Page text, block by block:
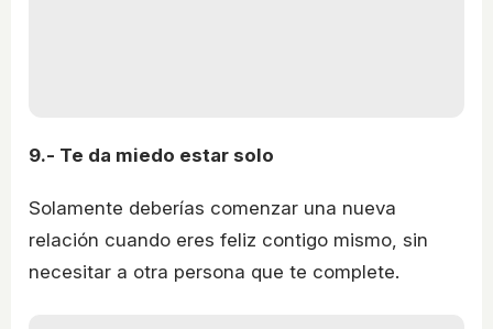
9.- Te da miedo estar solo
Solamente deberías comenzar una nueva
relación cuando eres feliz contigo mismo, sin
necesitar a otra persona que te complete.